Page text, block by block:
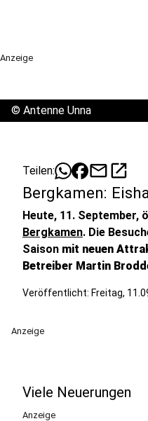
Anzeige
© Antenne Unna
Teilen: mailopen_in_new
Bergkamen:
Heute, 11. September,
Bergkamen. Die
Saison mit neuen
Betreiber Martin
Veröffentlicht: Freitag,
Anzeige
Viele Neuerungen
Anzeige